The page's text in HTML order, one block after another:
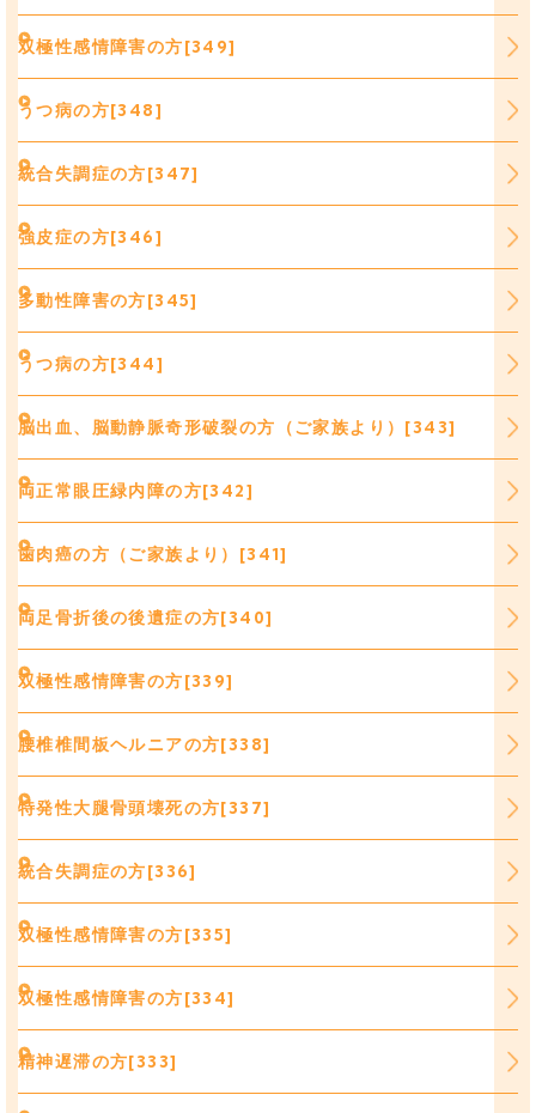
双極性感情障害の方[349]
うつ病の方[348]
統合失調症の方[347]
強皮症の方[346]
多動性障害の方[345]
うつ病の方[344]
脳出血、脳動静脈奇形破裂の方（ご家族より）[343]
両正常眼圧緑内障の方[342]
歯肉癌の方（ご家族より）[341]
両足骨折後の後遺症の方[340]
双極性感情障害の方[339]
腰椎椎間板ヘルニアの方[338]
特発性大腿骨頭壊死の方[337]
統合失調症の方[336]
双極性感情障害の方[335]
双極性感情障害の方[334]
精神遅滞の方[333]